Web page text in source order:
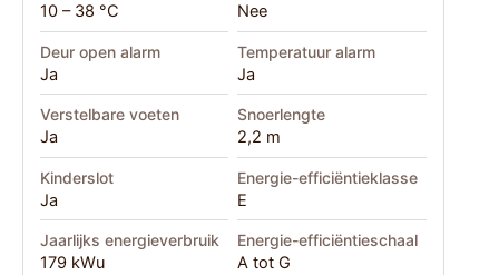
10 – 38 °C Nee
Deur open alarm
Ja
Temperatuur alarm
Ja
Verstelbare voeten
Ja
Snoerlengte
2,2 m
Kinderslot
Ja
Energie-efficiëntieklasse
E
Jaarlijks energieverbruik
179 kWu
Energie-efficiëntieschaal
A tot G